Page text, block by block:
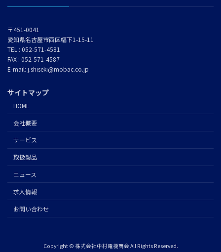
〒451-0041
愛知県名古屋市西区幅下1-15-11
TEL : 052-571-4581
FAX : 052-571-4587
E-mail: j.shiseki@mobac.co.jp
サイトマップ
HOME
会社概要
サービス
取扱製品
ニュース
求人情報
お問い合わせ
Copyright © 株式会社中村電機商会 All Rights Reserved.